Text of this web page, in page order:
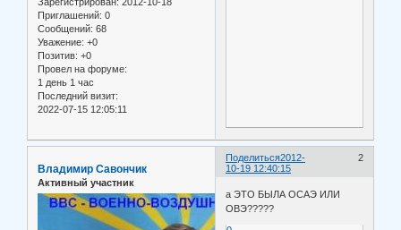
Приглашений: 0
Сообщений: 68
Уважение: +0
Позитив: +0
Провел на форуме:
1 день 1 час
Последний визит:
2022-07-15 12:05:11
Поделиться 2
2012-
10-19 12:40:15
Владимир Савончик
Активный участник
а ЭТО БЫЛА ОСАЭ ИЛИ
ОВЭ?????